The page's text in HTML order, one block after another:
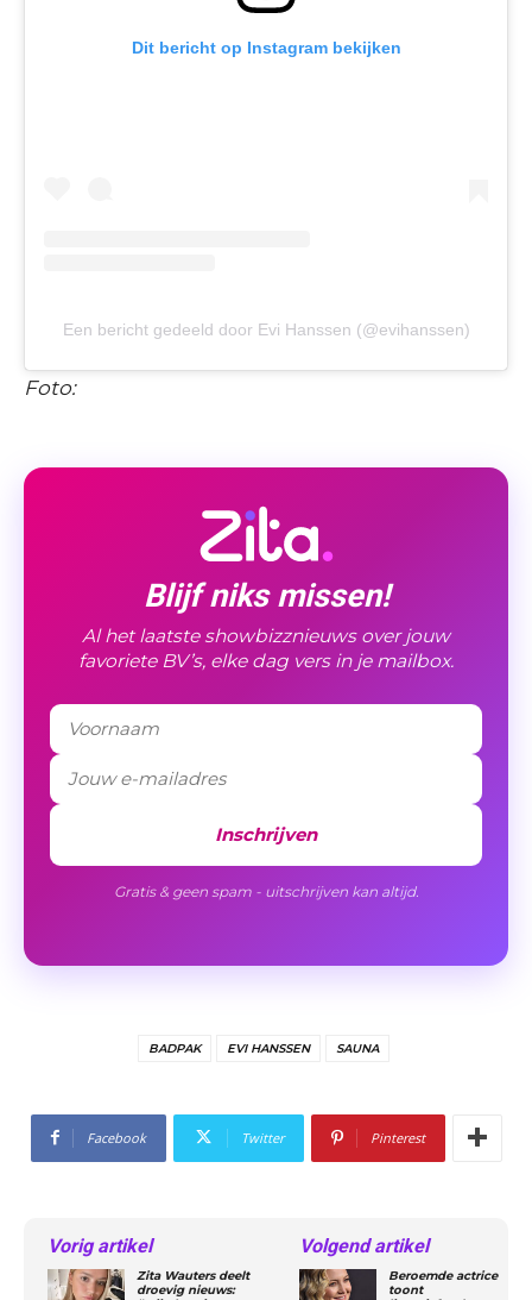
Dit bericht op Instagram bekijken
Een bericht gedeeld door Evi Hanssen (@evihanssen)
Foto:
Blijf niks missen!
Al het laatste showbizznieuws over jouw
favoriete BV’s, elke dag vers in je mailbox.
Inschrijven
Gratis & geen spam - uitschrijven kan altijd.
BADPAK EVI HANSSEN SAUNA
Facebook Twitter Pinterest
Vorig artikel
Zita Wauters deelt
droevig nieuws:
Volgend artikel
Beroemde actrice
toont